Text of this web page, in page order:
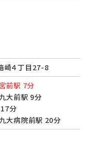
崎４丁目27-8
前駅 7分
大前駅 9分
分
大病院前駅 20分